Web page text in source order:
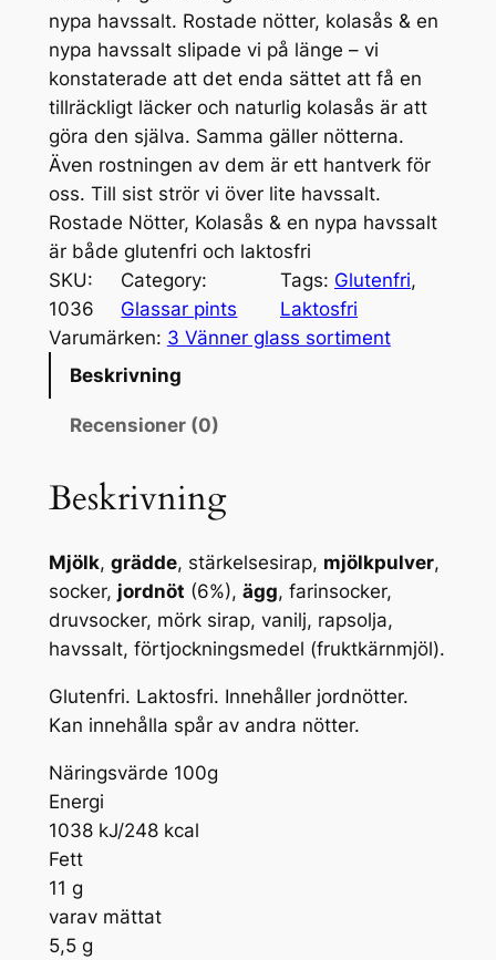
nypa havssalt. Rostade nötter, kolasås & en
nypa havssalt slipade vi på länge – vi
konstaterade att det enda sättet att få en
tillräckligt läcker och naturlig kolasås är att
göra den själva. Samma gäller nötterna.
Även rostningen av dem är ett hantverk för
oss. Till sist strör vi över lite havssalt.
Rostade Nötter, Kolasås & en nypa havssalt
är både glutenfri och laktosfri
SKU:
1036
Category:
Glassar pints
Tags: Glutenfri
Laktosfri
Varumärken: 3 Vänner glass sortiment
Beskrivning
Recensioner (0)
Beskrivning
Mjölk, grädde, stärkelsesirap, mjölkpulver,
socker, jordnöt (6%), ägg, farinsocker,
druvsocker, mörk sirap, vanilj, rapsolja,
havssalt, förtjockningsmedel (fruktkärnmjöl).
Glutenfri. Laktosfri. Innehåller jordnötter.
Kan innehålla spår av andra nötter.
Näringsvärde 100g
Energi
1038 kJ/248 kcal
Fett
11 g
varav mättat
5,5 g